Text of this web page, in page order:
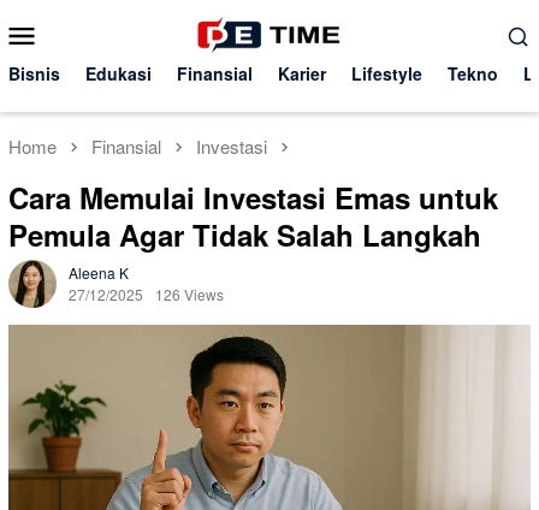
to
contentMenu
Bisnis Edukasi Finansial Karier Lifestyle Tekno
Home Finansial Investasi
Cara Memulai Investasi Emas untuk
Pemula Agar Tidak Salah Langkah
Aleena K
27/12/2025
126 Views